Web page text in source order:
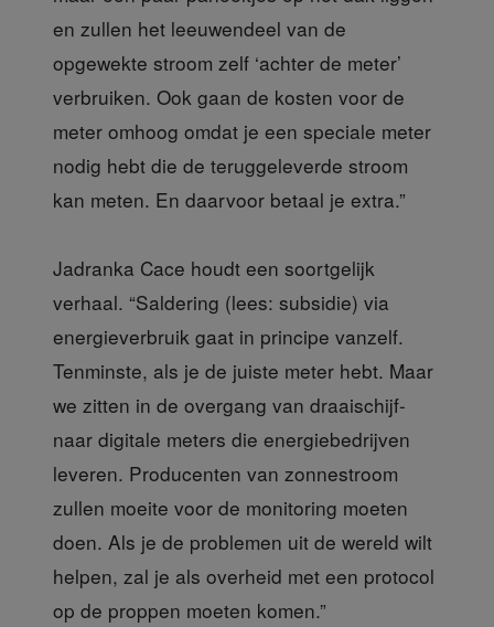
en zullen het leeuwendeel van de
opgewekte stroom zelf ‘achter de meter’
verbruiken. Ook gaan de kosten voor de
meter omhoog omdat je een speciale meter
nodig hebt die de teruggeleverde stroom
kan meten. En daarvoor betaal je extra.”
Jadranka Cace houdt een soortgelijk
verhaal. “Saldering (lees: subsidie) via
energieverbruik gaat in principe vanzelf.
Tenminste, als je de juiste meter hebt. Maar
we zitten in de overgang van draaischijf-
naar digitale meters die energiebedrijven
leveren. Producenten van zonnestroom
zullen moeite voor de monitoring moeten
doen. Als je de problemen uit de wereld wilt
helpen, zal je als overheid met een protocol
op de proppen moeten komen.”